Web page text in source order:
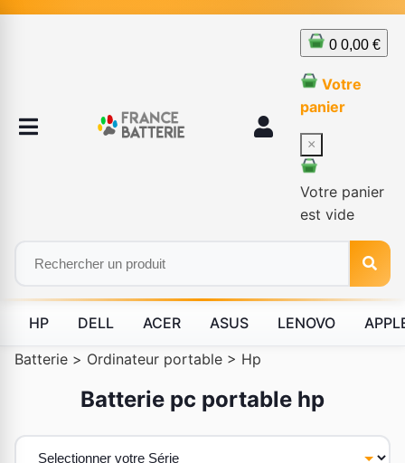
0 0,00 €
Votre
panier
×
Votre panier
est vide
HP DELL ACER ASUS LENOVO
Batterie > Ordinateur portable > Hp
Batterie pc portable hp